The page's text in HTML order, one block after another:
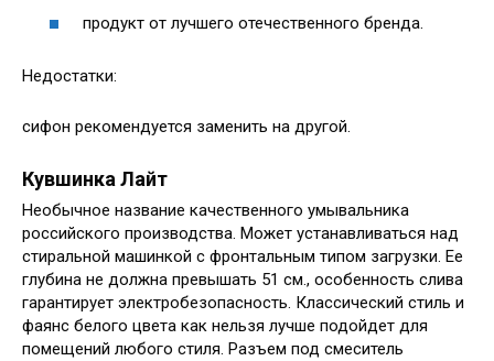
продукт от лучшего отечественного бренда.
Недостатки:
сифон рекомендуется заменить на другой.
Кувшинка Лайт
Необычное название качественного умывальника
российского производства. Может устанавливаться над
стиральной машинкой с фронтальным типом загрузки. Ее
глубина не должна превышать 51 см., особенность слива
гарантирует электробезопасность. Классический стиль и
фаянс белого цвета как нельзя лучше подойдет для
помещений любого стиля. Разъем под смеситель